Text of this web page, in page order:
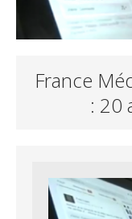
France
: 20